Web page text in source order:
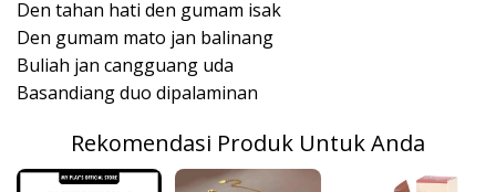
Den tahan hati den gumam isak
Den gumam mato jan balinang
Buliah jan cangguang uda
Basandiang duo dipalaminan
Rekomendasi Produk Untuk Anda